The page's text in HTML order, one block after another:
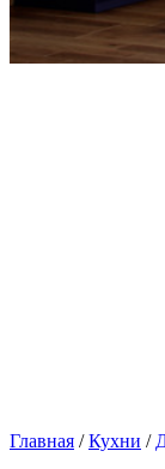
Главная /Кухни /